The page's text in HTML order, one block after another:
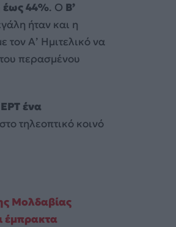
44%. Ο Β’
ήταν και η
τον Α’ Ημιτελικό να
περασμένου
ένα
τηλεοπτικό κοινό
Μολδαβίας
έμπρακτα